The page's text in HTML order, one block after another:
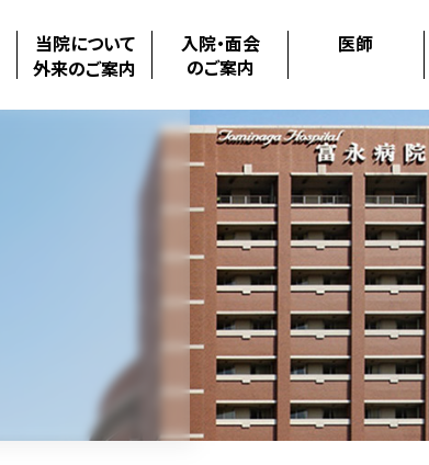
当院について
外来のご案内
入院・面会
のご案内
医師